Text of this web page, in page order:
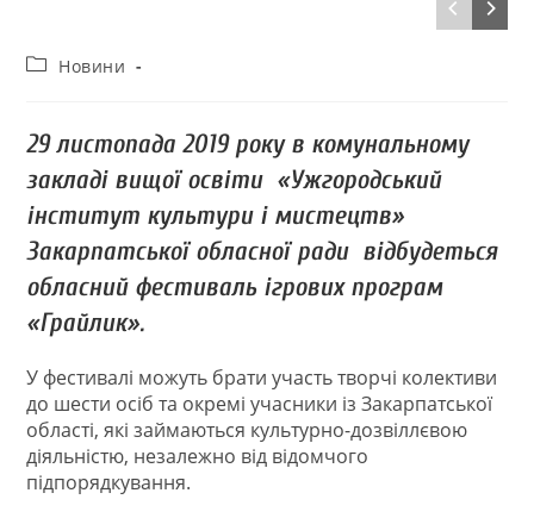
Новини
29 листопада 2019 рокув комунальному
закладі вищої освіти «Ужгородський
інститут культури і мистецтв»
Закарпатської обласної ради відбудеться
обласний фестиваль ігрових програм
«Грайлик».
У фестивалі можуть брати участь творчі колективи
до шести осіб та окремі учасники із Закарпатської
області, якi займаються культурно-дозвiллєвою
дiяльнiстю, незалежно вiд вiдомчого
пiдпорядкування.